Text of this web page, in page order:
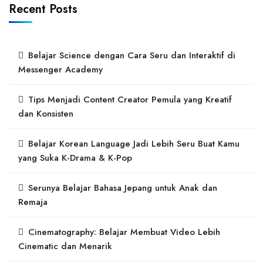
Recent Posts
Belajar Science dengan Cara Seru dan Interaktif di
Messenger Academy
Tips Menjadi Content Creator Pemula yang Kreatif
dan Konsisten
Belajar Korean Language Jadi Lebih Seru Buat Kamu
yang Suka K-Drama & K-Pop
Serunya Belajar Bahasa Jepang untuk Anak dan
Remaja
Cinematography: Belajar Membuat Video Lebih
Cinematic dan Menarik